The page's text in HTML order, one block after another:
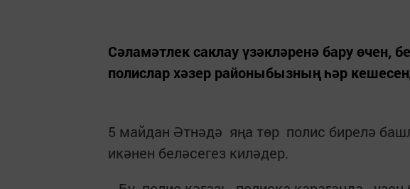
Сәламәтлек саклау үзәкләренә бару өчен,
полислар хәзер районыбызның һәр
5 майдан Әтнәдә яңа төр полис бирелә
икәнен беләсегез киләдер.